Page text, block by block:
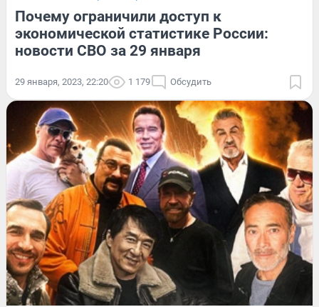
Почему ограничили доступ к
экономической статистике России:
новости СВО за 29 января
29 января, 2023, 22:20 1 179 Обсудить